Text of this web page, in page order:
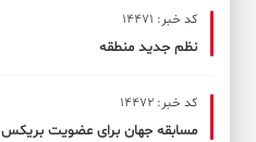
کد خبر: 14471
نظم جدید منطقه
کد خبر: 14472
مسابقه جهان برای عضویت بریکس